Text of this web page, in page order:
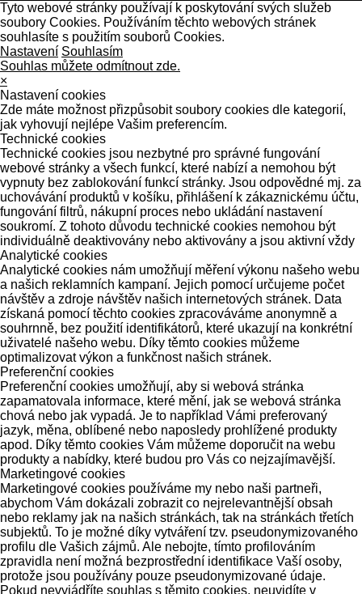
Tyto webové stránky používají k poskytování svých služeb
soubory Cookies. Používáním těchto webových stránek
souhlasíte s použitím souborů Cookies.
Nastavení Souhlasím
Souhlas můžete odmítnout zde.
×
Nastavení cookies
Zde máte možnost přizpůsobit soubory cookies dle kategorií,
jak vyhovují nejlépe Vašim preferencím.
Technické cookies
Technické cookies jsou nezbytné pro správné fungování
webové stránky a všech funkcí, které nabízí a nemohou být
vypnuty bez zablokování funkcí stránky. Jsou odpovědné mj. za
uchovávání produktů v košíku, přihlášení k zákaznickému účtu,
fungování filtrů, nákupní proces nebo ukládání nastavení
soukromí. Z tohoto důvodu technické cookies nemohou být
individuálně deaktivovány nebo aktivovány a jsou aktivní vždy
Analytické cookies
Analytické cookies nám umožňují měření výkonu našeho webu
a našich reklamních kampaní. Jejich pomocí určujeme počet
návštěv a zdroje návštěv našich internetových stránek. Data
získaná pomocí těchto cookies zpracováváme anonymně a
souhrnně, bez použití identifikátorů, které ukazují na konkrétní
uživatelé našeho webu. Díky těmto cookies můžeme
optimalizovat výkon a funkčnost našich stránek.
Preferenční cookies
Preferenční cookies umožňují, aby si webová stránka
zapamatovala informace, které mění, jak se webová stránka
chová nebo jak vypadá. Je to například Vámi preferovaný
jazyk, měna, oblíbené nebo naposledy prohlížené produkty
apod. Díky těmto cookies Vám můžeme doporučit na webu
produkty a nabídky, které budou pro Vás co nejzajímavější.
Marketingové cookies
Marketingové cookies používáme my nebo naši partneři,
abychom Vám dokázali zobrazit co nejrelevantnější obsah
nebo reklamy jak na našich stránkách, tak na stránkách třetích
subjektů. To je možné díky vytváření tzv. pseudonymizovaného
profilu dle Vašich zájmů. Ale nebojte, tímto profilováním
zpravidla není možná bezprostřední identifikace Vaší osoby,
protože jsou používány pouze pseudonymizované údaje.
Pokud nevyjádříte souhlas s těmito cookies, neuvidíte v